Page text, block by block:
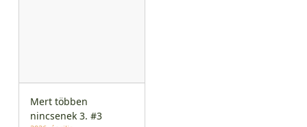
Mert többen
nincsenek 3. #3